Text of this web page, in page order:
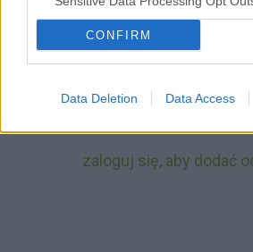
CONFIRM
Data Deletion Data Access
zaloguj się, aby dodać